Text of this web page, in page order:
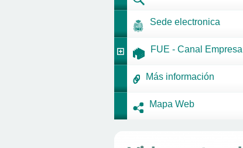
Sede electronica
FUE - Canal Empresa
Más información
Mapa Web